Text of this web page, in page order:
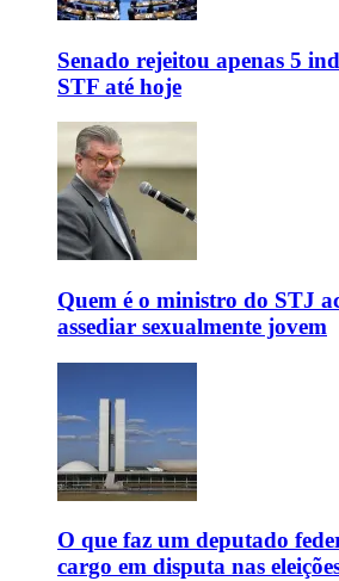
Senado rejeitou apenas 5
STF até hoje
Quem é o ministro do STJ
assediar sexualmente jovem
O que faz um deputado
cargo em disputa nas